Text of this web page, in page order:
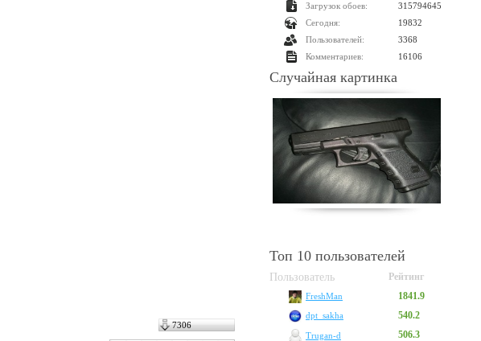
7306
Загрузок обоев:
315794645
Сегодня:
19832
Пользователей:
3368
Комментариев:
16106
Случайная картинка
Топ 10 пользователей
Пользователь Рейтинг
FreshMan 1841.9
dpt_sakha 540.2
Trugan-d 506.3